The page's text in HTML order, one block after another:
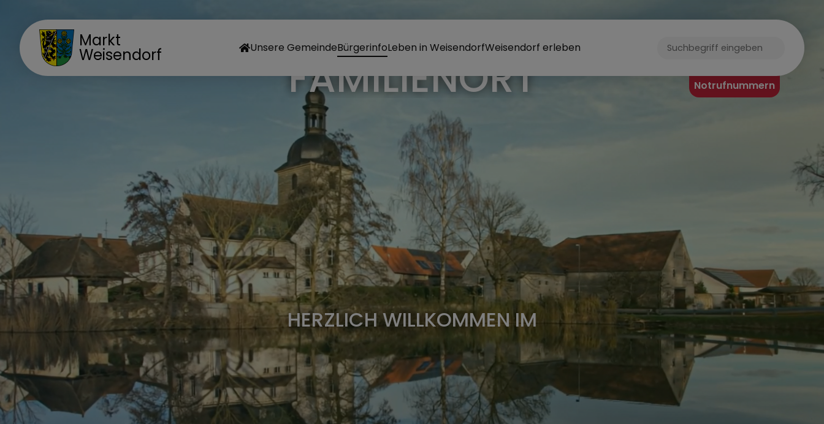
Markt
Weisendorf Unsere GemeindeBürgerinfoLeben in WeisendorfWeisendorf erleben
HERZLICH WILLKOMMEN IM
FAMILIENORT Notrufnummern